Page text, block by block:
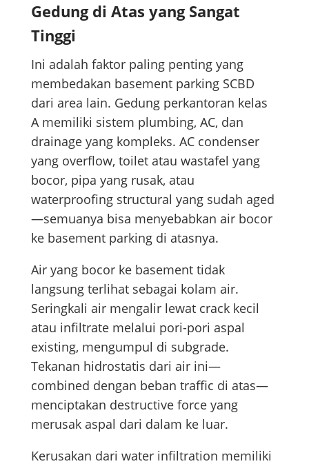
Gedung di Atas yang Sangat
Tinggi
Ini adalah faktor paling penting yang
membedakan basement parking SCBD
dari area lain. Gedung perkantoran kelas
A memiliki sistem plumbing, AC, dan
drainage yang kompleks. AC condenser
yang overflow, toilet atau wastafel yang
bocor, pipa yang rusak, atau
waterproofing structural yang sudah aged
—semuanya bisa menyebabkan air bocor
ke basement parking di atasnya.
Air yang bocor ke basement tidak
langsung terlihat sebagai kolam air.
Seringkali air mengalir lewat crack kecil
atau infiltrate melalui pori-pori aspal
existing, mengumpul di subgrade.
Tekanan hidrostatis dari air ini—
combined dengan beban traffic di atas—
menciptakan destructive force yang
merusak aspal dari dalam ke luar.
Kerusakan dari water infiltration memiliki